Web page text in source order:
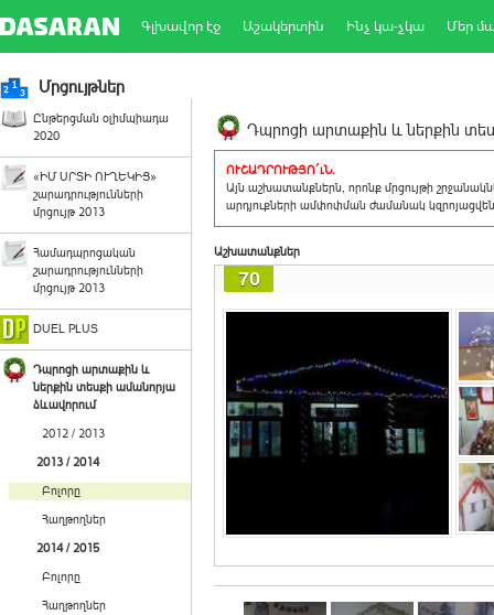
Գլխավոր էջ Աշակերտին Ինչ կա-չկա Մեր
Մրցույթներ
Ընթերցման օլիմպիադա
2020
«ԻՄ ՍՐՏԻ ՈՒՂԵԿԻՑ»
շարադրությունների
մրցույթ 2013
Համադպրոցական
շարադրությունների
մրցույթ 2013
DUEL PLUS
Դպրոցի արտաքին և
ներքին տեսքի ամանորյա
ձևավորում
2012 / 2013
2013 / 2014
Բոլորը
Հաղթողներ
2014 / 2015
Բոլորը
Հաղթողներ
Դպրոցի արտաքին և ներքին
ՈՒՇԱԴՐՈՒԹՅՈ´ւՆ.
Այն աշխատանքներն, որոնք մրցույթի
արդյուքների ամփոփման ժամանակ
Աշխատանքներ
70